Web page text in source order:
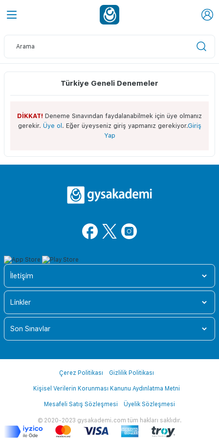
Türkiye Geneli Denemeler
DİKKAT! Deneme Sınavından faydalanabilmek için üye olmanız
gerekir. Üye ol . Eğer üyeyseniz giriş yapmanız gerekiyor.Giriş
Yap
İletişim
Linkler
Son Sınavlar
© 2020-2023 gysakademi.com tüm hakları saklıdır.
Çerez Politikası Gizlilik Politikası
Kişisel Verilerin Korunması Kanunu Aydınlatma Metni
Mesafeli Satış Sözleşmesi Üyelik Sözleşmesi